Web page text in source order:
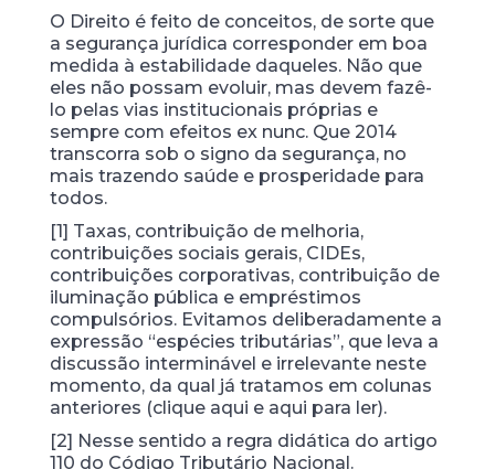
O Direito é feito de conceitos, de sorte que
a segurança jurídica corresponder em boa
medida à estabilidade daqueles. Não que
eles não possam evoluir, mas devem fazê-
lo pelas vias institucionais próprias e
sempre com efeitos ex nunc. Que 2014
transcorra sob o signo da segurança, no
mais trazendo saúde e prosperidade para
todos.
[1] Taxas, contribuição de melhoria,
contribuições sociais gerais, CIDEs,
contribuições corporativas, contribuição de
iluminação pública e empréstimos
compulsórios. Evitamos deliberadamente a
expressão “espécies tributárias”, que leva a
discussão interminável e irrelevante neste
momento, da qual já tratamos em colunas
anteriores (clique aqui e aqui para ler).
[2] Nesse sentido a regra didática do artigo
110 do Código Tributário Nacional.